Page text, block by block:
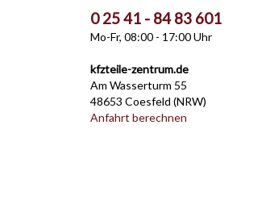
0 25 41 - 84 83 601
Mo-Fr, 08:00 - 17:00 Uhr
kfzteile-zentrum.de
Am Wasserturm 55
48653 Coesfeld (NRW)
Anfahrt berechnen